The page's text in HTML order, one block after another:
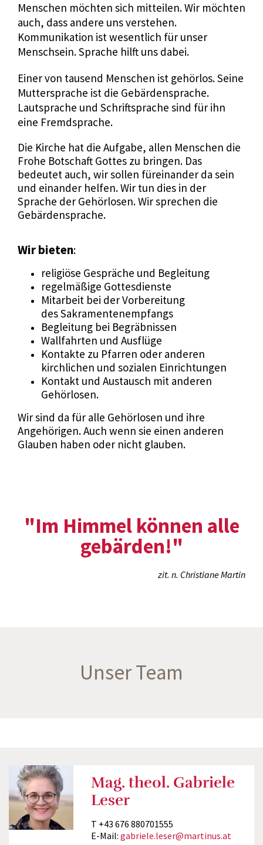
Menschen möchten sich mitteilen. Wir möchten
auch, dass andere uns verstehen.
Kommunikation ist wesentlich für unser
Menschsein. Sprache hilft uns dabei.
Einer von tausend Menschen ist gehörlos. Seine
Muttersprache ist die Gebärdensprache.
Lautsprache und Schriftsprache sind für ihn
eine Fremdsprache.
Die Kirche hat die Aufgabe, allen Menschen die
Frohe Botschaft Gottes zu bringen. Das
bedeutet auch, wir sollen füreinander da sein
und einander helfen. Wir tun dies in der
Sprache der Gehörlosen. Wir sprechen die
Gebärdensprache.
Wir bieten:
religiöse Gespräche und Begleitung
regelmäßige Gottesdienste
Mitarbeit bei der Vorbereitung
des Sakramentenempfangs
Begleitung bei Begräbnissen
Wallfahrten und Ausflüge
Kontakte zu Pfarren oder anderen
kirchlichen und sozialen Einrichtungen
Kontakt und Austausch mit anderen
Gehörlosen.
Wir sind da für alle Gehörlosen und ihre
Angehörigen. Auch wenn sie einen anderen
Glauben haben oder nicht glauben.
"Im Himmel können alle
gebärden!"
zit. n. Christiane Martin
Unser Team
Mag. theol. Gabriele
Leser
T +43 676 880701555
E-Mail: gabriele.leser@martinus.at